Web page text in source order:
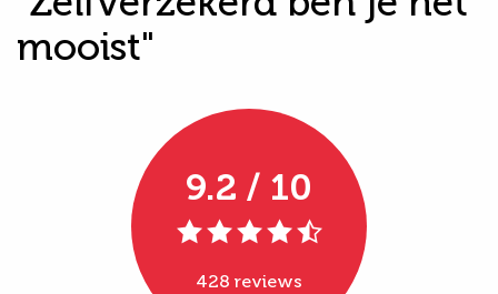
mooist"
9.2 / 10
428 reviews